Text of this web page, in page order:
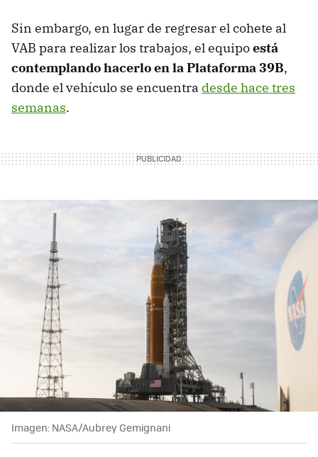
Sin embargo, en lugar de regresar el cohete al
VAB para realizar los trabajos, el equipoestá
contemplando hacerlo en la Plataforma 39B,
donde el vehículo se encuentra desde hace tres
semanas.
Imagen: NASA/Aubrey Gemignani